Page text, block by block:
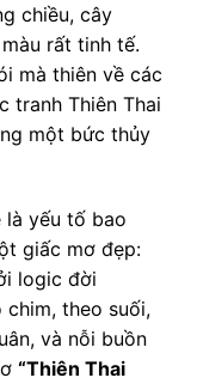
chiều, cây
rất tinh tế.
mà thiên về các
tranh Thiên Thai
một bức thủy
là yếu tố bao
giấc mơ đẹp:
logic đời
theo suối,
và nỗi buồn
“Thiên Thai